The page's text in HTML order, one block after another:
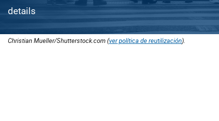
details
Christian Mueller/Shutterstock.com (ver política de reutilización).